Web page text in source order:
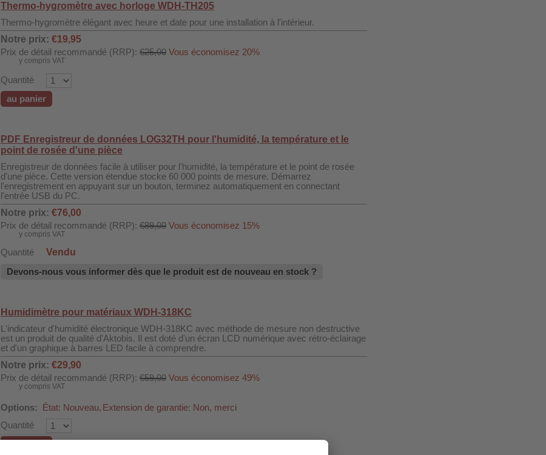
Thermo-hygromètre avec horloge WDH-TH205
Thermo-hygromètre élégant avec heure et date pour une installation à l'intérieur.
Notre prix: €19,95
Prix de détail recommandé (RRP): €25,00 Vous économisez 20%
y compris VAT
Quantité
au panier
PDF Enregistreur de données LOG32TH pour l'humidité, la température et le
point de rosée d'une pièce
Enregistreur de données facile à utiliser pour l'humidité, la température et le point de rosée
d'une pièce. Cette version étendue stocke 60 000 points de mesure. Démarrez
l'enregistrement en appuyant sur un bouton, terminez automatiquement en connectant
l'entrée USB du PC.
Notre prix: €76,00
Prix de détail recommandé (RRP): €89,00 Vous économisez 15%
y compris VAT
Quantité Vendu
Devons-nous vous informer dès que le produit est de nouveau en stock ?
Humidimètre pour matériaux WDH-318KC
L'indicateur d'humidité électronique WDH-318KC avec méthode de mesure non destructive
est un produit de qualité d'Aktobis. Il est doté d'un écran LCD numérique avec rétro-éclairage
et d'un graphique à barres LED facile à comprendre.
Notre prix: €29,90
Prix de détail recommandé (RRP): €59,00 Vous économisez 49%
y compris VAT
Options: État: Nouveau, Extension de garantie: Non, merci
Quantité